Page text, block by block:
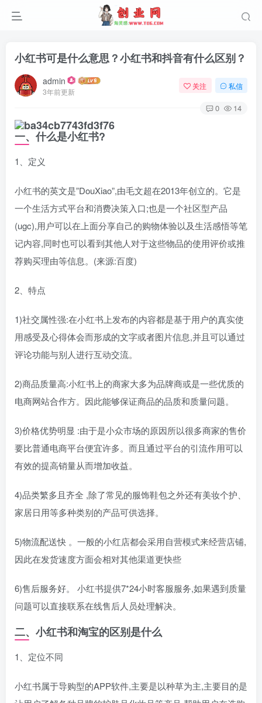
小红书可是什么意思？小红书和抖音有什么区别？
admin
3年前更新
关注 私信
0 14
一、什么是小红书?
1、定义
小红书的英文是”DouXiao”,由毛文超在2013年创立的。它是
一个生活方式平台和消费决策入口;也是一个社区型产品
(ugc),用户可以在上面分享自己的购物体验以及生活感悟等笔
记内容,同时也可以看到其他人对于这些物品的使用评价或推
荐购买理由等信息。(来源:百度)
2、特点
1)社交属性强:在小红书上发布的内容都是基于用户的真实使
用感受及心得体会而形成的文字或者图片信息,并且可以通过
评论功能与别人进行互动交流。
2)商品质量高:小红书上的商家大多为品牌商或是一些优质的
电商网站合作方。因此能够保证商品的品质和质量问题。
3)价格优势明显 :由于是小众市场的原因所以很多商家的售价
要比普通电商平台便宜许多。而且通过平台的引流作用可以
有效的提高销量从而增加收益。
4)品类繁多且齐全 ,除了常见的服饰鞋包之外还有美妆个护、
家居日用等多种类别的产品可供选择。
5)物流配送快 。一般的小红店都会采用自营模式来经营店铺,
因此在发货速度方面会相对其他渠道更快些
6)售后服务好。 小红书提供7*24小时客服服务,如果遇到质量
问题可以直接联系在线售后人员处理解决。
二、小红书和淘宝的区别是什么
1、定位不同
小红书属于导购型的APP软件,主要是以种草为主,主要目的是